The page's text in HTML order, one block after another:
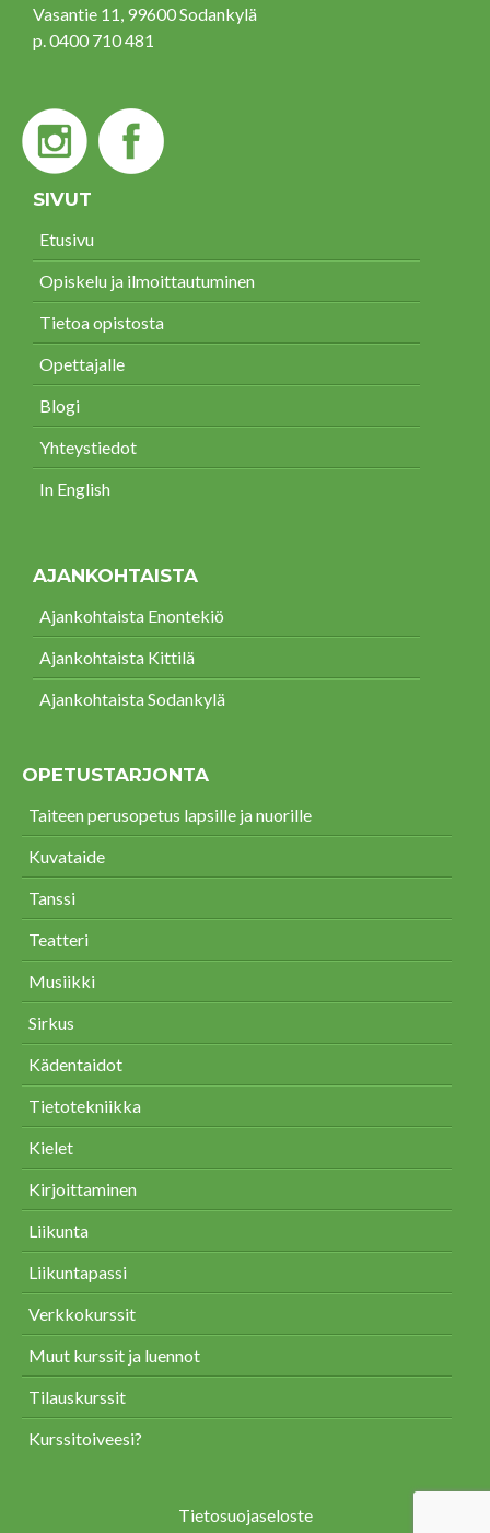
Vasantie 11, 99600 Sodankylä
p. 0400 710 481
SIVUT
Etusivu
Opiskelu ja ilmoittautuminen
Tietoa opistosta
Opettajalle
Blogi
Yhteystiedot
In English
AJANKOHTAISTA
Ajankohtaista Enontekiö
Ajankohtaista Kittilä
Ajankohtaista Sodankylä
OPETUSTARJONTA
Taiteen perusopetus lapsille ja nuorille
Kuvataide
Tanssi
Teatteri
Musiikki
Sirkus
Kädentaidot
Tietotekniikka
Kielet
Kirjoittaminen
Liikunta
Liikuntapassi
Verkkokurssit
Muut kurssit ja luennot
Tilauskurssit
Kurssitoiveesi?
Tietosuojaseloste